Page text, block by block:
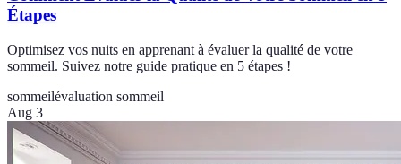
Étapes
Optimisez vos nuits en apprenant à évaluer la qualité de votre
sommeil. Suivez notre guide pratique en 5 étapes !
sommeilévaluation sommeil
Aug 3